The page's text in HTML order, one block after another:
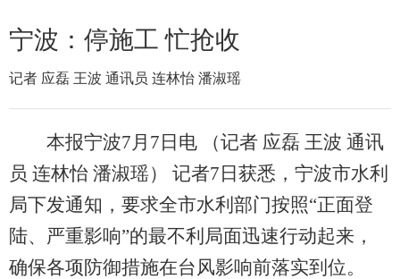
宁波：停施工 忙抢收
记者 应磊 王波 通讯员 连林怡 潘淑瑶
本报宁波7月7日电 （记者 应磊 王波 通讯
员 连林怡 潘淑瑶） 记者7日获悉，宁波市水利
局下发通知，要求全市水利部门按照“正面登
陆、严重影响”的最不利局面迅速行动起来，
确保各项防御措施在台风影响前落实到位。